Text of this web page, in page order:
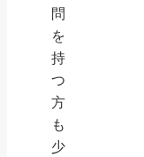
問
を
持
つ
方
も
少